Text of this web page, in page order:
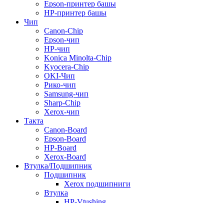
Epson-принтер башы
HP-принтер башы
Чип
Canon-Chip
Epson-чип
HP-чип
Konica Minolta-Chip
Kyocera-Chip
OKI-Чип
Рико-чип
Samsung-чип
Sharp-Chip
Xerox-чип
Такта
Canon-Board
Epson-Board
HP-Board
Xerox-Board
Втулка/Подшипник
Подшипник
Xerox подшипниги
Втулка